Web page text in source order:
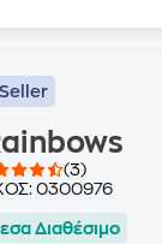
(3)
0300976
Διαθέσιμο